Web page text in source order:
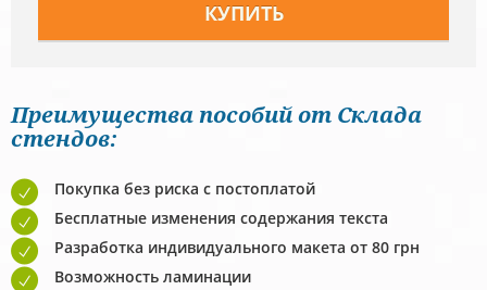
Преимущества пособий от Склада
стендов:
Покупка без риска с постоплатой
Бесплатные изменения содержания текста
Разработка индивидуального макета от 80 грн
Возможность ламинации